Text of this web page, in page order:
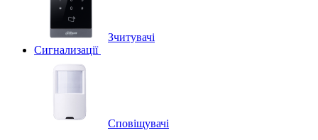
Зчитувачі
Сигнализації
Сповіщувачі